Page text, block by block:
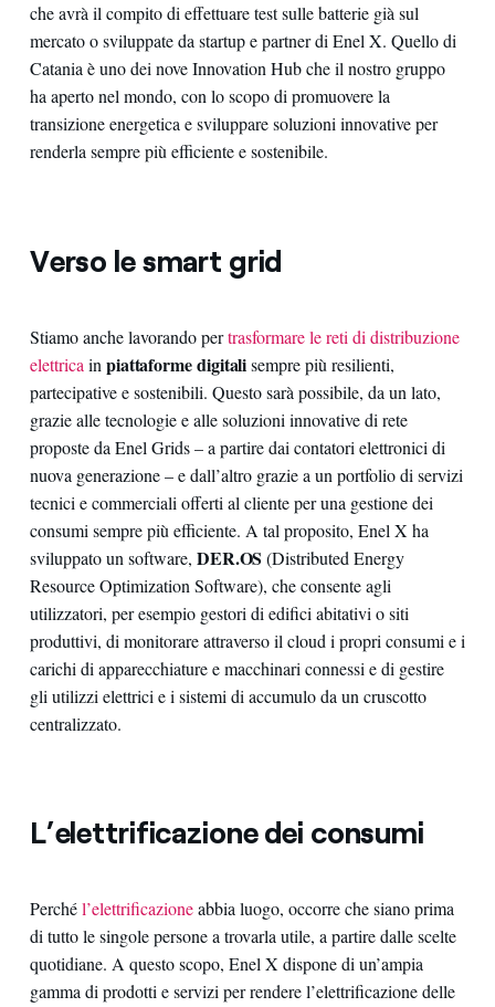
che avrà il compito di effettuare test sulle batterie già sul
mercato o sviluppate da startup e partner di Enel X. Quello di
Catania è uno dei nove Innovation Hub che il nostro gruppo
ha aperto nel mondo, con lo scopo di promuovere la
transizione energetica e sviluppare soluzioni innovative per
renderla sempre più efficiente e sostenibile.
Verso le smart grid
Stiamo anche lavorando pertrasformare le reti di distribuzione
elettrica in piattaforme digitalisempre più resilienti,
partecipative e sostenibili. Questo sarà possibile, da un lato,
grazie alle tecnologie e alle soluzioni innovative di rete
proposte da Enel Grids – a partire dai contatori elettronici di
nuova generazione – e dall’altro grazie a un portfolio di servizi
tecnici e commerciali offerti al cliente per una gestione dei
consumi sempre più efficiente. A tal proposito, Enel X ha
sviluppato un software, DER.OS (Distributed Energy
Resource Optimization Software), che consente agli
utilizzatori, per esempio gestori di edifici abitativi o siti
produttivi, di monitorare attraverso il cloud i propri consumi e i
carichi di apparecchiature e macchinari connessi e di gestire
gli utilizzi elettrici e i sistemi di accumulo da un cruscotto
centralizzato.
L’elettrificazione dei consumi
Perchél’elettrificazioneabbia luogo, occorre che siano prima
di tutto le singole persone a trovarla utile, a partire dalle scelte
quotidiane. A questo scopo, Enel X dispone di un’ampia
gamma di prodotti e servizi per rendere l’elettrificazione delle